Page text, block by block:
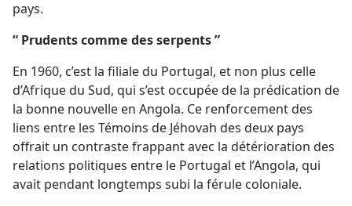
pays.
“ Prudents comme des serpents ”
En 1960, c’est la filiale du Portugal, et non plus celle
d’Afrique du Sud, qui s’est occupée de la prédication de
la bonne nouvelle en Angola. Ce renforcement des
liens entre les Témoins de Jéhovah des deux pays
offrait un contraste frappant avec la détérioration des
relations politiques entre le Portugal et l’Angola, qui
avait pendant longtemps subi la férule coloniale.